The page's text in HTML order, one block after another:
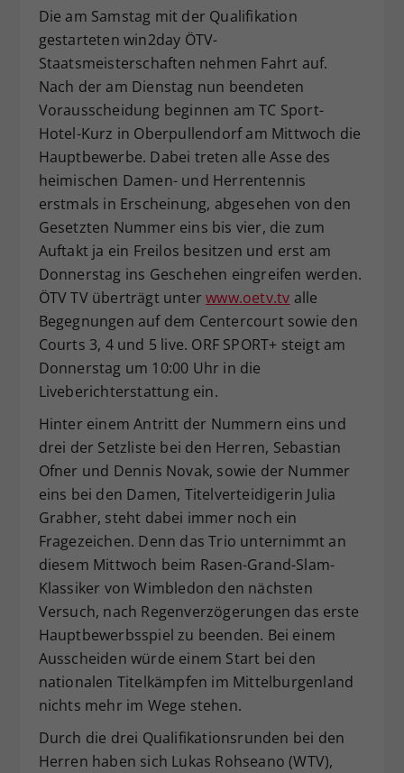
Die am Samstag mit der Qualifikation
gestarteten win2day ÖTV-
Staatsmeisterschaften nehmen Fahrt auf.
Nach der am Dienstag nun beendeten
Vorausscheidung beginnen am TC Sport-
Hotel-Kurz in Oberpullendorf am Mittwoch die
Hauptbewerbe. Dabei treten alle Asse des
heimischen Damen- und Herrentennis
erstmals in Erscheinung, abgesehen von den
Gesetzten Nummer eins bis vier, die zum
Auftakt ja ein Freilos besitzen und erst am
Donnerstag ins Geschehen eingreifen werden.
ÖTV TV überträgt unterwww.oetv.tv alle
Begegnungen auf dem Centercourt sowie den
Courts 3, 4 und 5 live. ORF SPORT+ steigt am
Donnerstag um 10:00 Uhr in die
Liveberichterstattung ein.
Hinter einem Antritt der Nummern eins und
drei der Setzliste bei den Herren, Sebastian
Ofner und Dennis Novak, sowie der Nummer
eins bei den Damen, Titelverteidigerin Julia
Grabher, steht dabei immer noch ein
Fragezeichen. Denn das Trio unternimmt an
diesem Mittwoch beim Rasen-Grand-Slam-
Klassiker von Wimbledon den nächsten
Versuch, nach Regenverzögerungen das erste
Hauptbewerbsspiel zu beenden. Bei einem
Ausscheiden würde einem Start bei den
nationalen Titelkämpfen im Mittelburgenland
nichts mehr im Wege stehen.
Durch die drei Qualifikationsrunden bei den
Herren haben sich Lukas Rohseano (WTV),
Zweck
Dieser Wert speichert Ihre Consent-
Einstellungen. Unter anderem eine
zufällig generierte ID, für die
historische Speicherung Ihrer
vorgenommen Einstellungen, falls der
Webseiten-Betreiber dies eingestellt
hat.